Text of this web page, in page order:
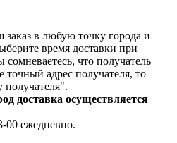
в любую точку города и
время доставки при
что получатель
точный адрес получателя, то
получателя".
доставка осуществляется
00 ежедневно.